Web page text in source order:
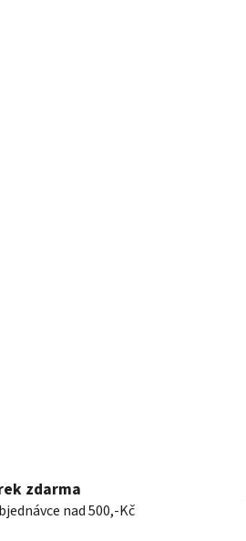
zdarma
nad 500,-Kč